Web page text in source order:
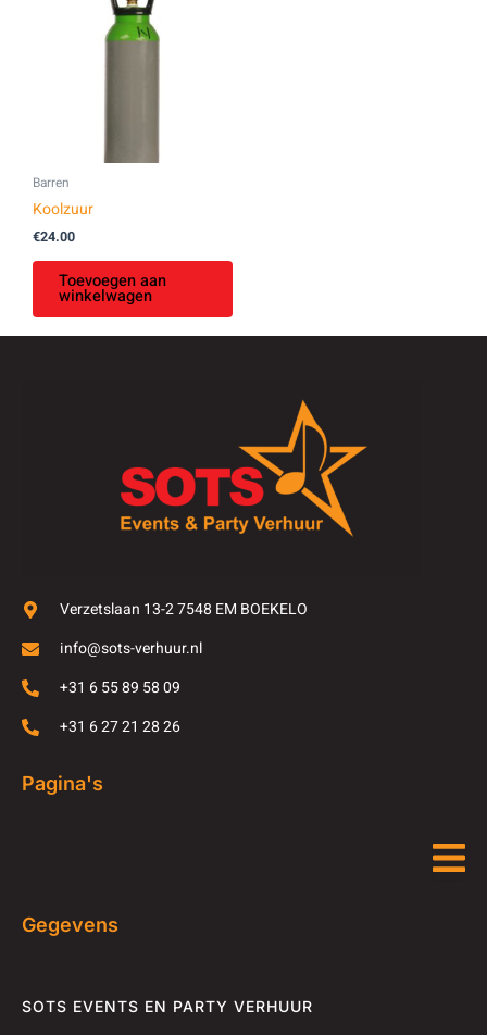
Barren
Koolzuur
€24.00
Toevoegen aan
winkelwagen
Verzetslaan 13-2 7548 EM BOEKELO
info@sots-verhuur.nl
+31 6 55 89 58 09
+31 6 27 21 28 26
Pagina's
Gegevens
SOTS EVENTS EN PARTY VERHUUR